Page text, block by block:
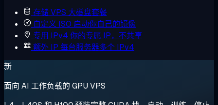
存储 VPS 大磁盘套餐
自定义 ISO 启动你自己的镜像
专用 IPv4 你的专属 IP，不共享
额外 IP 每台服务器多个 IPv4
新
面向 AI 工作负载的 GPU VPS